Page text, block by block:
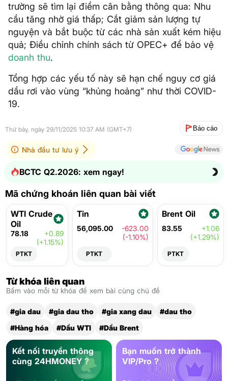
trường sẽ tìm lại điểm cân bằng thông qua: Nhu
cầu tăng nhờ giá thấp; Cắt giảm sản lượng tự
nguyện và bắt buộc từ các nhà sản xuất kém hiệu
quả; Điều chỉnh chính sách từ OPEC+ để bảo vệ
doanh thu.
Tổng hợp các yếu tố này sẽ hạn chế nguy cơ giá
dầu rơi vào vùng “khủng hoảng” như thời COVID-
19.
Thứ bảy, ngày 29/11/2025 10:37 AM (GMT+7) Báo cáo
Nhà đầu tư lưu ý
BCTC Q2.2026: xem ngay!
Mã chứng khoán liên quan bài viết
WTI Crude
Oil
78.18
+0.89
(+1.15%)
PTKT
Tin
56,095.00
-623.00
(-1.10%)
PTKT
Brent Oil
83.55
+1.06
(+1.29%)
PTKT
Từ khóa liên quan
Bấm vào mỗi từ khóa để xem bài cùng chủ đề
#gia dau #gia dau tho #gia xang dau
#dau tho
#Hàng hóa
#Dầu WTI #Dầu Brent
Kết nối truyền thông
cùng 24HMONEY ?
Bạn muốn trở thành
VIP/Pro ?